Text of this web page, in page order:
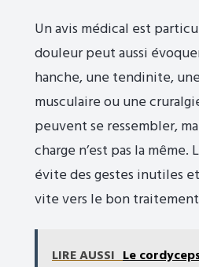
Un avis médical est
douleur peut aussi
hanche, une tendinite,
musculaire ou une
peuvent se ressembler,
charge n’est pas la
évite des gestes inutiles
vite vers le bon
LIRE AUSSI Le